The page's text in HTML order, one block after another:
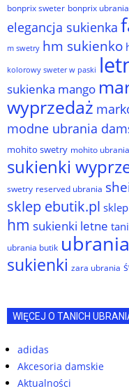
bonprix sweter bonprix ubrania
elegancja sukienka
m swetry hm sukienko
kolorowy sweter w paski
sukienka mango
wyprzedaż
modne ubrania
mohito swetry mohito ubrania
sukienki
swetry reserved ubrania
sklep ebutik.pl
hm sukienki letne
ubrania butik
sukienki zara ubrania
WIĘCEJ O TANICH
adidas
Akcesoria damskie
Aktualności